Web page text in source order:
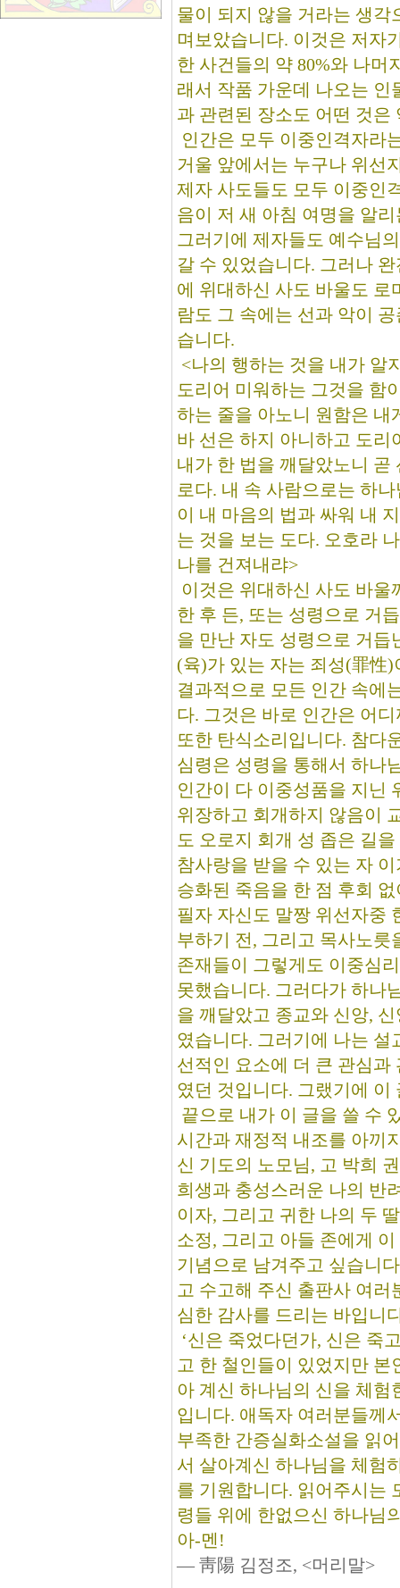
물이 되지 않을 거라는 생
며보았습니다. 이것은 저자
한 사건들의 약 80%와 나머
래서 작품 가운데 나오는
과 관련된 장소도 어떤 것
인간은 모두 이중인격자라
거울 앞에서는 누구나 위선
제자 사도들도 모두 이중인
음이 저 새 아침 여명을 알
그러기에 제자들도 예수님
갈 수 있었습니다. 그러나
에 위대하신 사도 바울도 로
람도 그 속에는 선과 악이
습니다.
<나의 행하는 것을 내가 알
도리어 미워하는 그것을 함
하는 줄을 아노니 원함은 내
바 선은 하지 아니하고 도리
내가 한 법을 깨달았노니 곧
로다. 내 속 사람으로는 하
이 내 마음의 법과 싸워 내
는 것을 보는 도다. 오호라
나를 건져내랴>
이것은 위대하신 사도 바
한 후 든, 또는 성령으로 거
을 만난 자도 성령으로 거듭
(육)가 있는 자는 죄성(罪性
결과적으로 모든 인간 속에
다. 그것은 바로 인간은 어
또한 탄식소리입니다. 참다
심령은 성령을 통해서 하나
인간이 다 이중성품을 지닌
위장하고 회개하지 않음이
도 오로지 회개 성 좁은 길
참사랑을 받을 수 있는 자
승화된 죽음을 한 점 후회
필자 자신도 말짱 위선자중
부하기 전, 그리고 목사노
존재들이 그렇게도 이중심
못했습니다. 그러다가 하나
을 깨달았고 종교와 신앙,
였습니다. 그러기에 나는
선적인 요소에 더 큰 관심과
였던 것입니다. 그랬기에 이
끝으로 내가 이 글을 쓸 수
시간과 재정적 내조를 아끼
신 기도의 노모님, 고 박희
희생과 충성스러운 나의 반
이자, 그리고 귀한 나의 두
소정, 그리고 아들 존에게 이
기념으로 남겨주고 싶습니
고 수고해 주신 출판사 여러
심한 감사를 드리는 바입니
‘신은 죽었다던가, 신은 죽
고 한 철인들이 있었지만 본
아 계신 하나님의 신을 체험
입니다. 애독자 여러분들께
부족한 간증실화소설을 읽
서 살아계신 하나님을 체험
를 기원합니다. 읽어주시는
령들 위에 한없으신 하나님
아-멘!
― 靑陽 김정조, <머리말>